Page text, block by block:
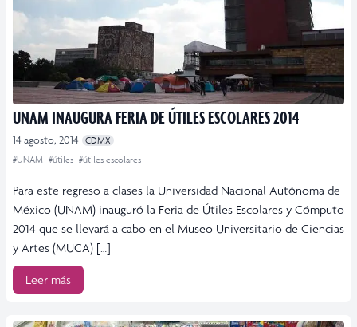
UNAM INAUGURA FERIA DE ÚTILES ESCOLARES 2014
14 agosto, 2014
CDMX
#UNAM #útiles #útiles escolares
Para este regreso a clases la Universidad Nacional Autónoma de
México (UNAM) inauguró la Feria de Útiles Escolares y Cómputo
2014 que se llevará a cabo en el Museo Universitario de Ciencias
y Artes (MUCA) […]
Leer más